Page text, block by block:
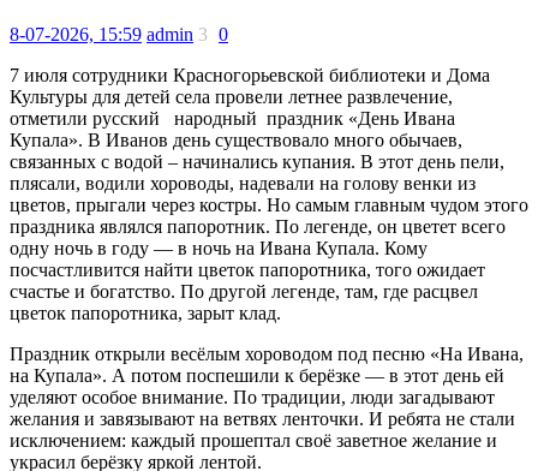
8-07-2026, 15:59 admin 3 0
7 июля сотрудники Красногорьевской библиотеки и Дома
Культуры для детей села провели летнее развлечение,
отметили русский народный праздник «День Ивана
Купала». В Иванов день существовало много обычаев,
связанных с водой – начинались купания. В этот день пели,
плясали, водили хороводы, надевали на голову венки из
цветов, прыгали через костры. Но самым главным чудом этого
праздника являлся папоротник. По легенде, он цветет всего
одну ночь в году — в ночь на Ивана Купала. Кому
посчастливится найти цветок папоротника, того ожидает
счастье и богатство. По другой легенде, там, где расцвел
цветок папоротника, зарыт клад.
Праздник открыли весёлым хороводом под песню «На Ивана,
на Купала». А потом поспешили к берёзке — в этот день ей
уделяют особое внимание. По традиции, люди загадывают
желания и завязывают на ветвях ленточки. И ребята не стали
исключением: каждый прошептал своё заветное желание и
украсил берёзку яркой лентой.